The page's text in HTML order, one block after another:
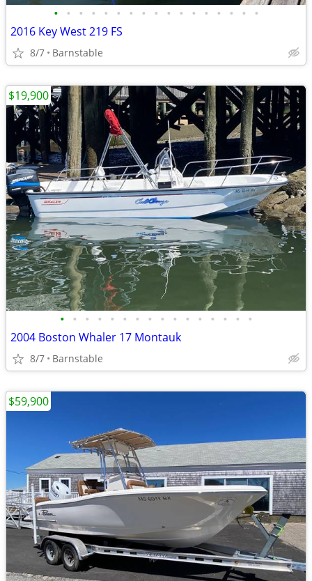
• • • • • • • • • • • • • • • • •
2016 Key West 219 FS
8/7 Barnstable
• • • • • • • • • • • • • • • •
2004 Boston Whaler 17 Montauk
8/7 Barnstable
$19,900
$59,900